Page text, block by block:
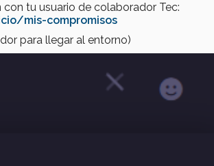
tu usuario de colaborador Tec:
mis-compromisos
para llegar al entorno)